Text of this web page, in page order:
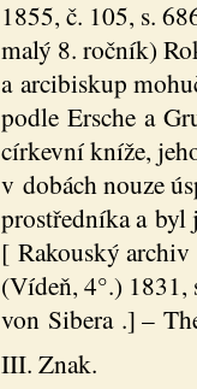
1855, č. 105, s.
malý 8. ročník)
a arcibiskup
podle Ersche a
církevní kníže,
v dobách nouze
prostředníka a byl
[ Rakouský
(Vídeň, 4°.) 1831,
von Sibera .] –
III. Znak.